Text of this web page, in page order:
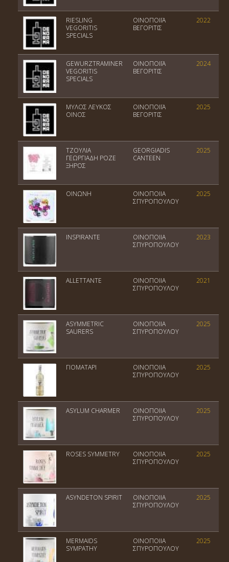
RIESLING
VEGORITIS
SPECIALS
ΟΙΝΟΠΟΙΪΑ
ΒΕΓΟΡΙΤΙΣ
2022
GEWURZTRAMINER
VEGORITIS
SPECIALS
ΟΙΝΟΠΟΙΪΑ
ΒΕΓΟΡΙΤΙΣ
2024
ΜΥΛΟΣ ΛΕΥΚΟΣ
ΟΙΝΟΣ
ΟΙΝΟΠΟΙΪΑ
ΒΕΓΟΡΙΤΙΣ
2025
ΤΖΟΥΛΙΑ
ΓΕΩΡΓΙΑΔΗ ΡΟΖΕ
ΞΗΡΟΣ
GEORGIADIS
CANTEEN
2025
ΟΙΝΩΝΗ
ΟΙΝΟΠΟΙΙΑ
ΣΠΥΡΟΠΟΥΛΟΥ
2025
INSPIRANTE
ΟΙΝΟΠΟΙΙΑ
ΣΠΥΡΟΠΟΥΛΟΥ
2023
ALLETTANTE
ΟΙΝΟΠΟΙΙΑ
ΣΠΥΡΟΠΟΥΛΟΥ
2021
ASYMMETRIC
SAURERS
ΟΙΝΟΠΟΙΙΑ
ΣΠΥΡΟΠΟΥΛΟΥ
2025
ΓΙΟΜΑΤΑΡΙ
ΟΙΝΟΠΟΙΙΑ
ΣΠΥΡΟΠΟΥΛΟΥ
2025
ASYLUM CHARMER
ΟΙΝΟΠΟΙΙΑ
ΣΠΥΡΟΠΟΥΛΟΥ
2025
ROSES SYMMETRY
ΟΙΝΟΠΟΙΙΑ
ΣΠΥΡΟΠΟΥΛΟΥ
2025
ASYNDETON SPIRIT
ΟΙΝΟΠΟΙΙΑ
ΣΠΥΡΟΠΟΥΛΟΥ
2025
MERMAIDS
SYMPATHY
ΟΙΝΟΠΟΙΙΑ
ΣΠΥΡΟΠΟΥΛΟΥ
2025